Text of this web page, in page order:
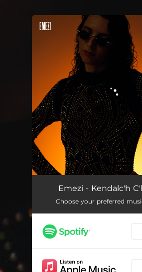
You're all set!
Kendalc'h C'hoazh
Emezi - Kendalc'h
Choose your preferred